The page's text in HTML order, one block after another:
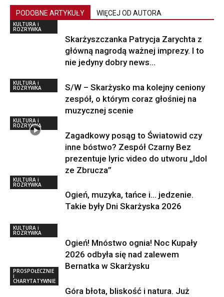
PODOBNE ARTYKUŁY WIĘCEJ OD AUTORA
KULTURA i
ROZRYWKA
Skarżyszczanka Patrycja Zarychta z
główną nagrodą ważnej imprezy. I to
nie jedyny dobry news…
KULTURA i
ROZRYWKA
S/W – Skarżysko ma kolejny ceniony
zespół, o którym coraz głośniej na
muzycznej scenie
KULTURA i
ROZRYWKA
Zagadkowy posąg to Światowid czy
inne bóstwo? Zespół Czarny Bez
prezentuje lyric video do utworu „Idol
ze Zbrucza”
KULTURA i
ROZRYWKA
Ogień, muzyka, tańce i… jedzenie.
Takie były Dni Skarżyska 2026
KULTURA i
ROZRYWKA
Ogień! Mnóstwo ognia! Noc Kupały
2026 odbyła się nad zalewem
Bernatka w Skarżysku
PROSPOŁECZNIE
i
CHARYTATYWNIE
Góra błota, bliskość i natura. Już